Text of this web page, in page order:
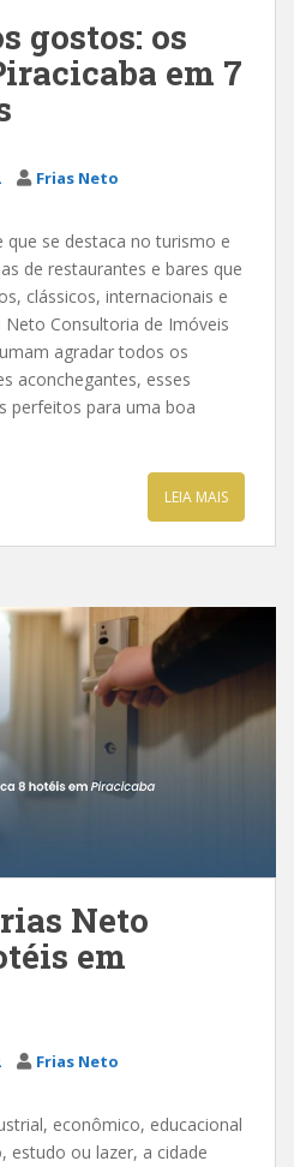
gostos: os
em 7
Frias Neto
que se destaca no turismo e
de restaurantes e bares que
clássicos, internacionais e
Consultoria de Imóveis
agradar todos os
aconchegantes, esses
perfeitos para uma boa
LEIA MAIS
Neto
em
Frias Neto
econômico, educacional
estudo ou lazer, a cidade